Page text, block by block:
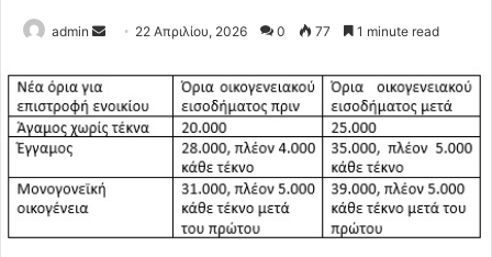
admin
Send 22 Απριλίου, 2026 0 77 1 minute read